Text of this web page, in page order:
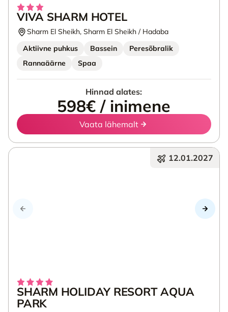
VIVA SHARM HOTEL
Sharm El Sheikh, Sharm El Sheikh / Hadaba
Aktiivne puhkus
Bassein
Peresõbralik
Rannaäärne
Spaa
Hinnad alates:
598€ / inimene
Vaata lähemalt
SHARM HOLIDAY RESORT AQUA
PARK
12.01.2027